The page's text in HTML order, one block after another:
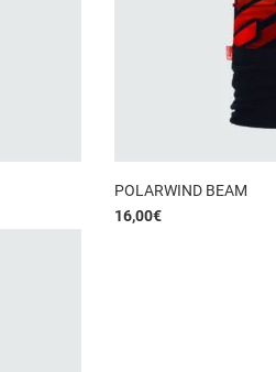
POLARWIND BEAM
16,00€